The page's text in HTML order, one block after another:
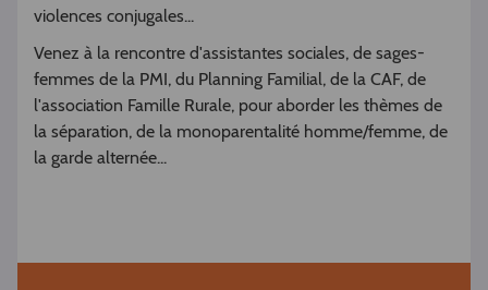
violences conjugales...
Venez à la rencontre d'assistantes sociales, de sages-
femmes de la PMI, du Planning Familial, de la CAF, de
l'association Famille Rurale, pour aborder les thèmes de
la séparation, de la monoparentalité homme/femme, de
la garde alternée...